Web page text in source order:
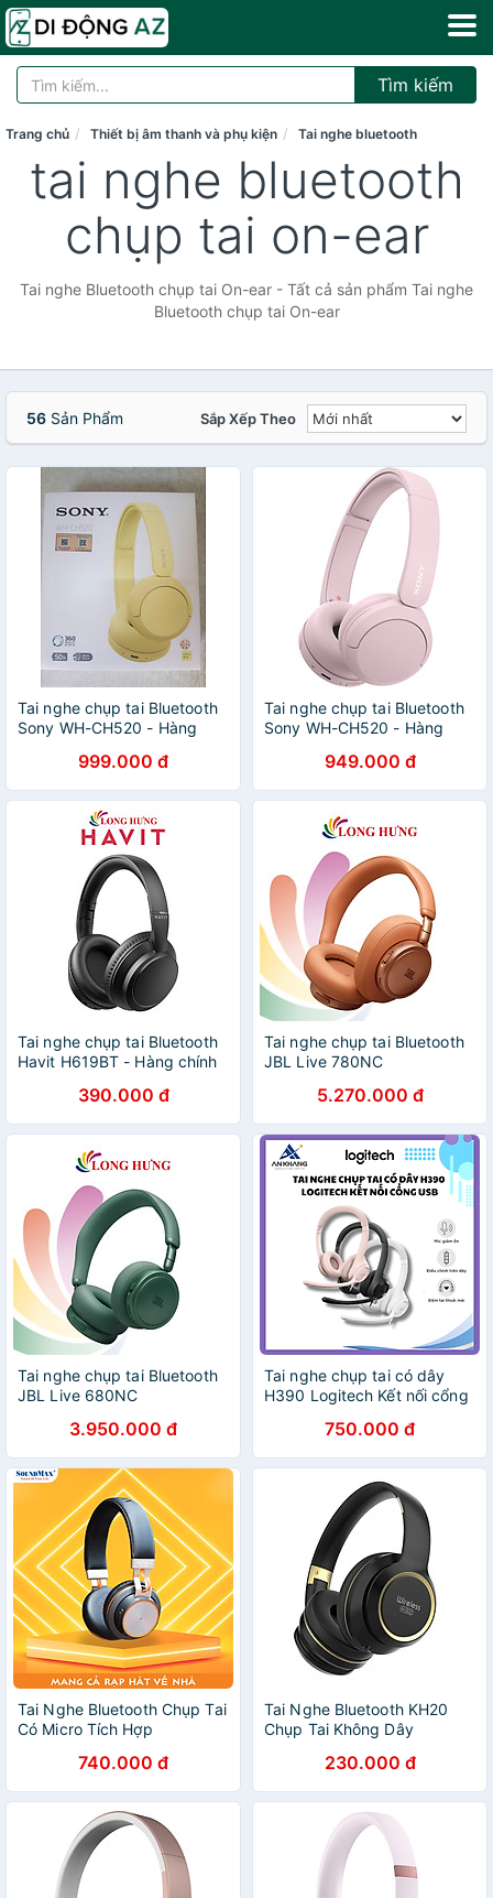
Tìm kiếm
Trang chủ Thiết bị âm thanh và phụ kiện Tai nghe bluetooth
tai nghe bluetooth
chụp tai on-ear
Tai nghe Bluetooth chụp tai On-ear - Tất cả sản phẩm Tai nghe
Bluetooth chụp tai On-ear
56 Sản Phẩm Sắp Xếp Theo
Tai nghe chụp tai Bluetooth
Sony WH-CH520 - Hàng
999.000 đ
Tai nghe chụp tai Bluetooth
Sony WH-CH520 - Hàng
949.000 đ
Tai nghe chụp tai Bluetooth
Havit H619BT - Hàng chính
390.000 đ
Tai nghe chụp tai Bluetooth
JBL Live 780NC
5.270.000 đ
Tai nghe chụp tai Bluetooth
JBL Live 680NC
chính hãng3.950.000 đ
Tai nghe chụp tai có dây
H390 Logitech Kết nối cổng
Âm thanh kỹ thuật số, Mic
Chống Ồn - Hàng Chính
Hãng - Bảo Hành 24 Tháng
750.000 đ
Tai Nghe Bluetooth Chụp Tai
Có Micro Tích Hợp
Bluetooth Headphone
SoundMax BT300 | Pin
Dung Lượng Cao, Gọn Nhẹ
Dễ Dàng Mang Theo, Âm
Thanh Ấn Tượng, Thời Gian
Nghe Nhạc Lên Đến 8 Tiếng
- Hàng Chính Hãng
740.000 đ
Tai Nghe Bluetooth KH20
Chụp Tai Không Dây
ồn cho máy tính điện thoại-
HÀNG NHẬP KHẨU
230.000 đ